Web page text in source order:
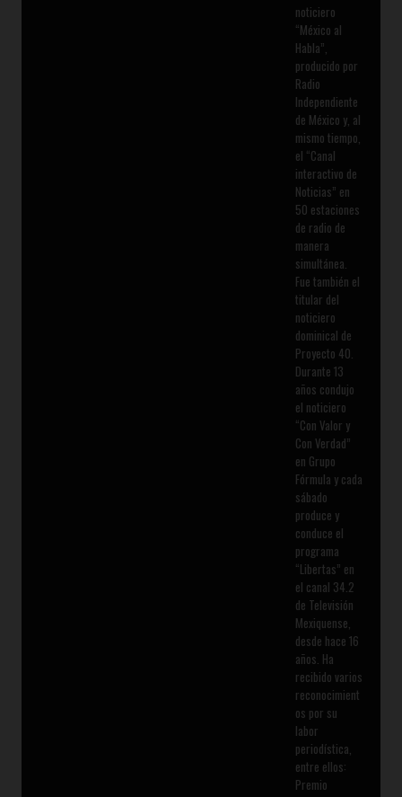
noticiero
“México al
Habla”,
producido por
Radio
Independiente
de México y, al
mismo tiempo,
el “Canal
interactivo de
Noticias” en
50 estaciones
de radio de
manera
simultánea.
Fue también el
titular del
noticiero
dominical de
Proyecto 40.
Durante 13
años condujo
el noticiero
“Con Valor y
Con Verdad”
en Grupo
Fórmula y cada
sábado
produce y
conduce el
programa
“Libertas” en
el canal 34.2
de Televisión
Mexiquense,
desde hace 16
años. Ha
recibido varios
reconocimient
os por su
labor
periodística,
entre ellos:
Premio